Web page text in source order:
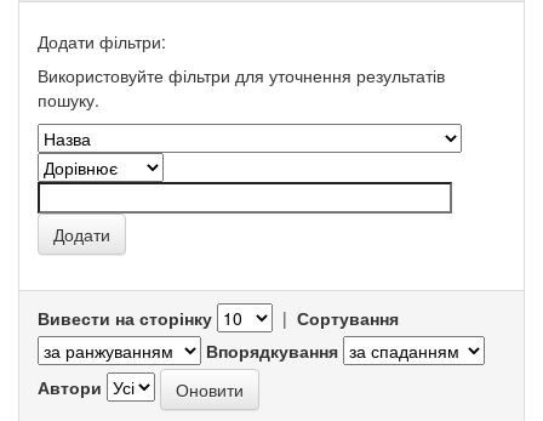
Додати фільтри:
Використовуйте фільтри для уточнення результатів
пошуку.
Вивести на сторінку | Сортування
Впорядкування
Автори